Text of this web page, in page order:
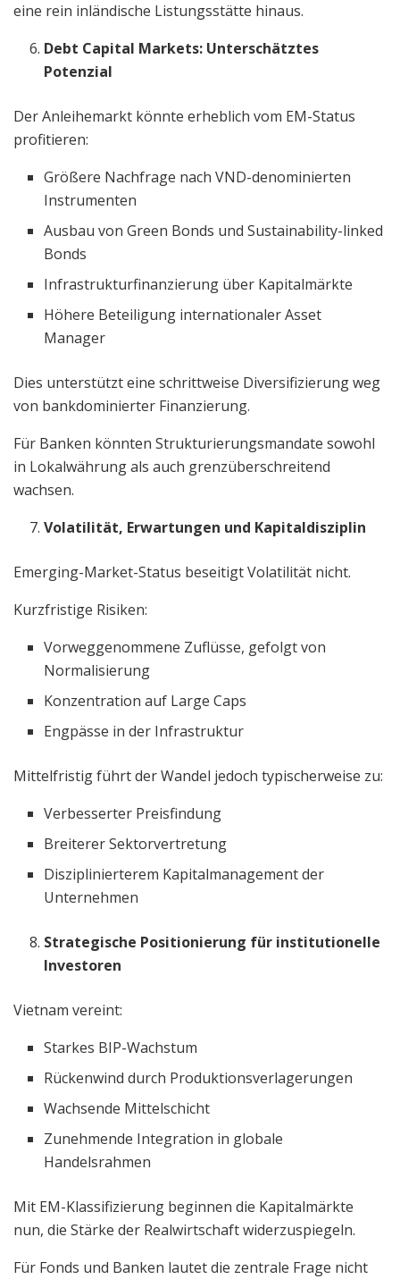
eine rein inländische Listungsstätte hinaus.
Debt Capital Markets: Unterschätztes
Potenzial
Der Anleihemarkt könnte erheblich vom EM-Status
profitieren:
Größere Nachfrage nach VND-denominierten
Instrumenten
Ausbau von Green Bonds und Sustainability-linked
Bonds
Infrastrukturfinanzierung über Kapitalmärkte
Höhere Beteiligung internationaler Asset
Manager
Dies unterstützt eine schrittweise Diversifizierung weg
von bankdominierter Finanzierung.
Für Banken könnten Strukturierungsmandate sowohl
in Lokalwährung als auch grenzüberschreitend
wachsen.
Volatilität, Erwartungen und Kapitaldisziplin
Emerging-Market-Status beseitigt Volatilität nicht.
Kurzfristige Risiken:
Vorweggenommene Zuflüsse, gefolgt von
Normalisierung
Konzentration auf Large Caps
Engpässe in der Infrastruktur
Mittelfristig führt der Wandel jedoch typischerweise zu:
Verbesserter Preisfindung
Breiterer Sektorvertretung
Disziplinierterem Kapitalmanagement der
Unternehmen
Strategische Positionierung für institutionelle
Investoren
Vietnam vereint:
Starkes BIP-Wachstum
Rückenwind durch Produktionsverlagerungen
Wachsende Mittelschicht
Zunehmende Integration in globale
Handelsrahmen
Mit EM-Klassifizierung beginnen die Kapitalmärkte
nun, die Stärke der Realwirtschaft widerzuspiegeln.
Für Fonds und Banken lautet die zentrale Frage nicht